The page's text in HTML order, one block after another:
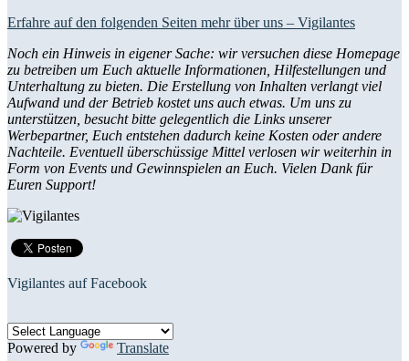
Erfahre auf den folgenden Seiten mehr über uns – Vigilantes
Noch ein Hinweis in eigener Sache: wir versuchen diese Homepage
zu betreiben um Euch aktuelle Informationen, Hilfestellungen und
Unterhaltung zu bieten. Die Erstellung von Inhalten verlangt viel
Aufwand und der Betrieb kostet uns auch etwas. Um uns zu
unterstützen, besucht bitte gelegentlich die Links unserer
Werbepartner, Euch entstehen dadurch keine Kosten oder andere
Nachteile. Eventuell überschüssige Mittel verlosen wir weiterhin in
Form von Events und Gewinnspielen an Euch. Vielen Dank für
Euren Support!
Vigilantes auf Facebook
Powered by
Translate